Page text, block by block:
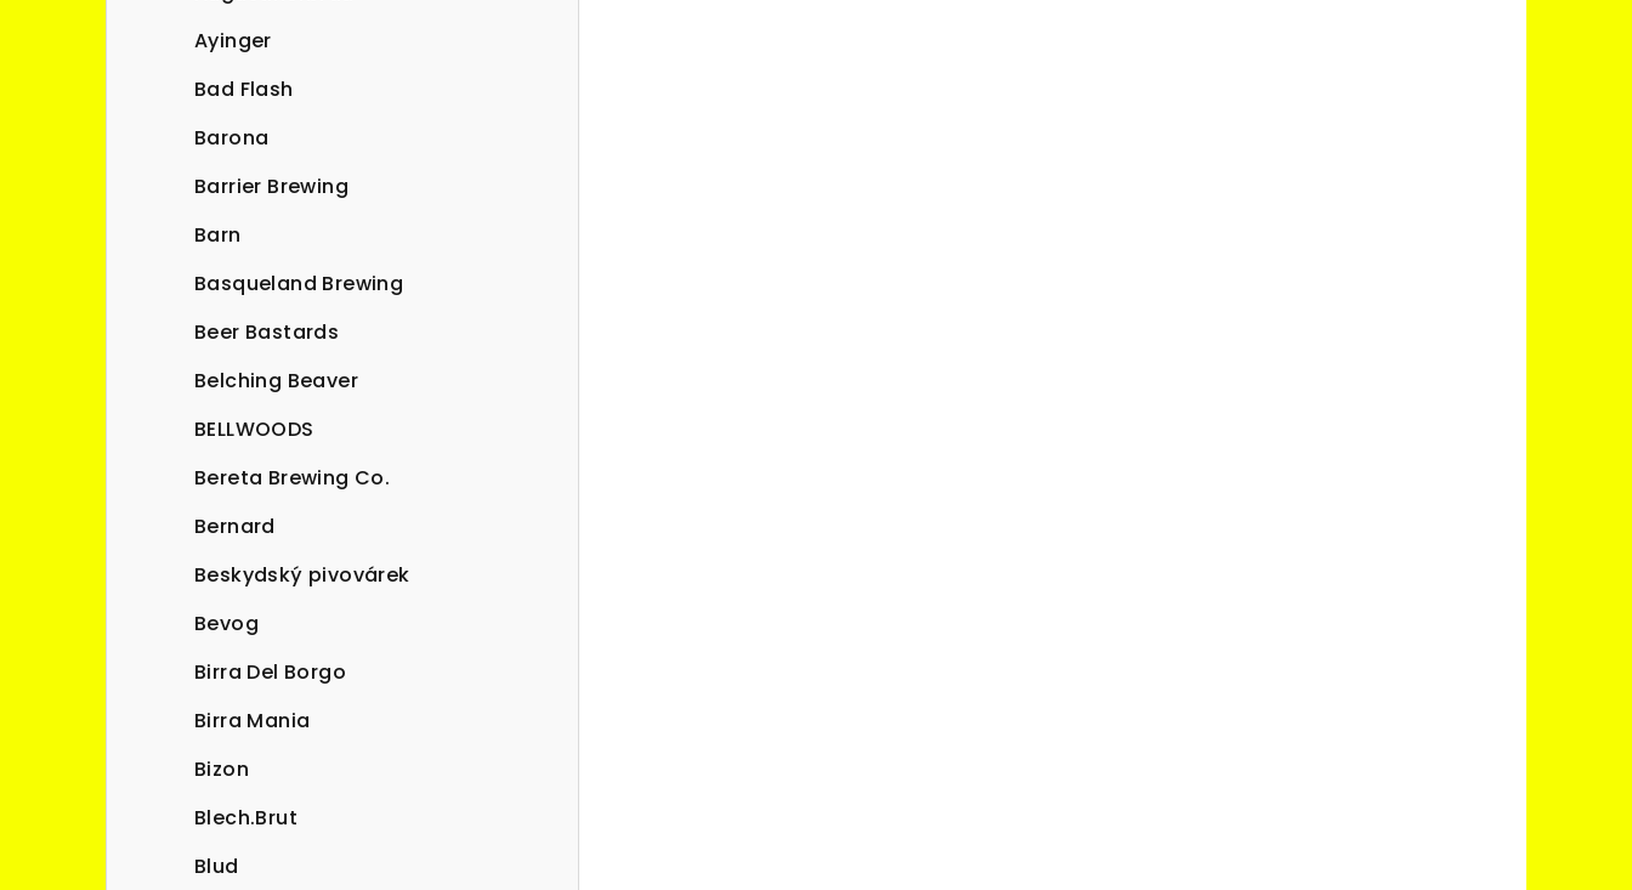
Ayinger
Bad Flash
Barona
Barrier Brewing
Barn
Basqueland Brewing
Beer Bastards
Belching Beaver
BELLWOODS
Bereta Brewing Co.
Bernard
Beskydský pivovárek
Bevog
Birra Del Borgo
Birra Mania
Bizon
Blech.Brut
Blud